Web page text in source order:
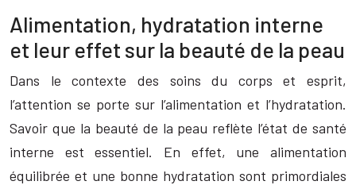
Alimentation, hydratation interne
et leur effet sur la beauté de la peau
Dans le contexte des soins du corps et esprit,
l’attention se porte sur l’alimentation et l’hydratation.
Savoir que la beauté de la peau reflète l’état de santé
interne est essentiel. En effet, une alimentation
équilibrée et une bonne hydratation sont primordiales